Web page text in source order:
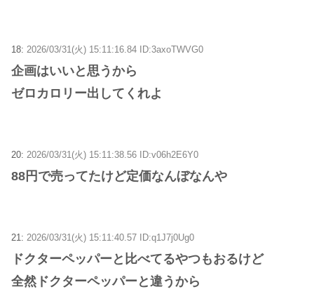
18: 2026/03/31(火) 15:11:16.84 ID:3axoTWVG0
企画はいいと思うから
ゼロカロリー出してくれよ
20: 2026/03/31(火) 15:11:38.56 ID:v06h2E6Y0
88円で売ってたけど定価なんぼなんや
21: 2026/03/31(火) 15:11:40.57 ID:q1J7j0Ug0
ドクターペッパーと比べてるやつもおるけど
全然ドクターペッパーと違うから